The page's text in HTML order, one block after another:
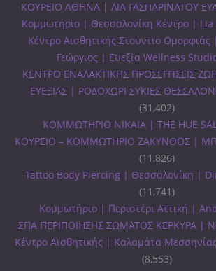
ΚΟΥΡΕΙΟ ΑΘΗΝΑ | ΛΙΑ ΓΑΣΠΑΡΙΝΑΤΟΥ
Κομμωτήριο | Θεσσαλονίκη Κέντρο | Lia
Κέντρο Αισθητικής Στούντιο
Γεώργιος | Ευεξία Wellness
ΚΕΝΤΡΟ ΕΝΑΛΑΚΤΙΚΗΣ ΠΡΟΣΕΓΓΙΣΕΙΣ
ΕΥΕΞΙΑΣ | ΡΟΔΟΧΩΡΙ ΣΥΚΙΕΣ
(31,402)
ΚΟΜΜΩΤΗΡΙΟ ΝΙΚΑΙΑ | THE HUE
ΚΟΥΡΕΙΟ – ΚΟΜΜΩΤΗΡΙΟ ΖΑΚΥΝΘΟΣ |
(11,826)
Tattoo Body Piercing | Θεσσαλονίκη |
(11,741)
Κομμωτήριο | Περιστέρι Αττική |
ΣΠΑ ΠΕΡΙΠΟΙΗΣΗΣ ΣΩΜΑΤΟΣ ΚΕΡΚΥΡΑ |
Κέντρο Αισθητικής | Καλαμάτα
(8,553)